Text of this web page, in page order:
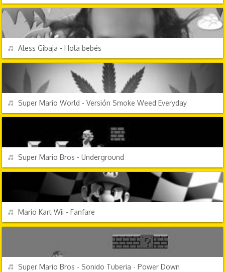
REPRODUCIR
Aless Gibaja - Hola bebés
REPRODUCIR
Super Mario World - Versión Smoke Weed Everyday
VIDEOJUEGOS
REPRODUCIR
Super Mario Bros - Underground
REPRODUCIR
Mario Kart Wii - Fanfare
REPRODUCIR
Super Mario Bros - Sonido Tuberia - Power Down